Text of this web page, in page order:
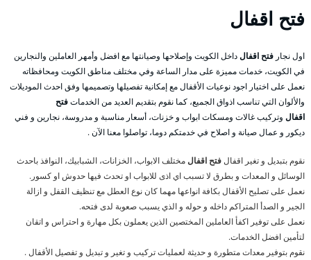
فتح اقفال
اول نجار فتح اقفالداخل الكويت وإصلاحها وصيانتها مع افضل وأمهر العاملين والنجارين
في الكويت، خدمات مميزة على مدار الساعة وفي مختلف مناطق الكويت ومحافظاته
نعمل على اختيار اجود نوعيات الأقفال مع إمكانية تفصيلها وتصميمها وفق احدث الموديلات
والألوان التي تناسب اذواق الجميع، كما نقوم بتقديم العديد من الخدماتفتح
اقفال وتركيب غالات ومسكات ابواب و خزنات، أسعار مناسبة و مدروسة، نجارين و فني
ديكور و عمال صيانة و اصلاح في خدمتكم دوما، تواصلوا معنا الآن .
نقوم بتبديل و تغير اقفالفتح اقفالمختلف الابواب، الخزانات، الشبابيك، النوافذ باحدث
الوسائل و المعدات و بطرق لا تسبب اي اذى للابواب او تحدث فيها حدوش او كسور.
نعمل على تصليح الأقفال بكافة انواعها مهما كان نوع العطل مع تنظيف القفل و ازالة
الجير و الصدأ المتراكم داخله و حوله و الذي يسبب صعوبة لدى فتحه.
نعمل على توفير اكفأ العاملين المختصين الذين يعملون بكل مهارة و احتراس و اتقان
لتأمين افضل الخدمات.
نقوم بتوفير معدات متطورة و حديثة لعمليات تركيب و تغير و تبديل و تفصيل الأقفال .